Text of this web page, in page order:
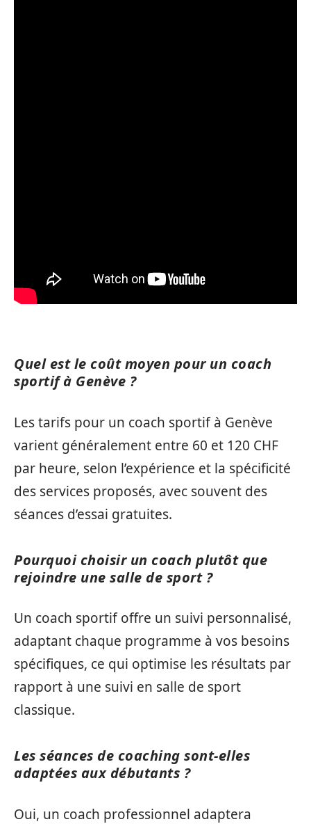
Quel est le coût moyen pour un coach
sportif à Genève ?
Les tarifs pour un coach sportif à Genève
varient généralement entre 60 et 120 CHF
par heure, selon l’expérience et la spécificité
des services proposés, avec souvent des
séances d’essai gratuites.
Pourquoi choisir un coach plutôt que
rejoindre une salle de sport ?
Un coach sportif offre un suivi personnalisé,
adaptant chaque programme à vos besoins
spécifiques, ce qui optimise les résultats par
rapport à une suivi en salle de sport
classique.
Les séances de coaching sont-elles
adaptées aux débutants ?
Oui, un coach professionnel adaptera